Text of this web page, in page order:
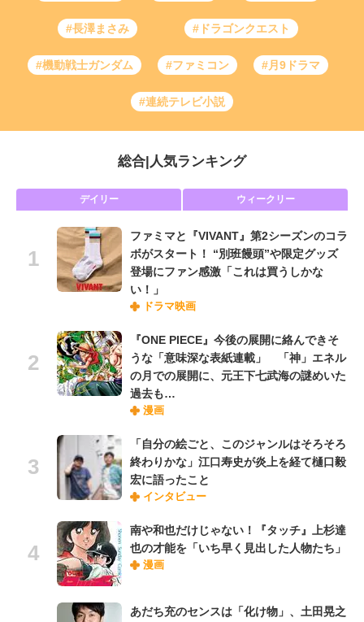
#長澤まさみ #ドラゴンクエスト
#機動戦士ガンダム #ファミコン #月9ドラマ
#連続テレビ小説
総合 人気ランキング
デイリー ウィークリー
ファミマと『VIVANT』第2シーズンのコラ
ボがスタート！ “別班饅頭”や限定グッズ
登場にファン感激「これは買うしかな
い！」
ドラマ映画
『ONE PIECE』今後の展開に絡んできそ
うな「意味深な表紙連載」 「神」エネル
の月での展開に、元王下七武海の謎めいた
過去も…
漫画
「自分の絵ごと、このジャンルはそろそろ
終わりかな」江口寿史が炎上を経て樋口毅
宏に語ったこと
インタビュー
南や和也だけじゃない！『タッチ』上杉達
也の才能を「いち早く見出した人物たち」
漫画
あだち充のセンスは「化け物」、土田晃之